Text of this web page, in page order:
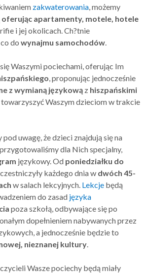
zakwaterowania, możemy
oferując apartamenty, motele, hotele
i jej okolicach. Ch?tnie
do wynajmu samochodów.
Waszymi pociechami, oferując Im
, proponując jednocześnie
z wymianą językową z hiszpańskimi
Waszym dzieciom w trakcie
uwagę, że dzieci znajdują się na
dla Nich specjalny,
językowy. Od poniedziałku do
każdego dnia w dwóch 45-
w salach lekcyjnych. Lekcje będą
do zasad języka
poza szkołą, odbywające się po
dopełnieniem nabywanych przez
a jednocześnie będzie to
nieznanej kultury.
Wasze pociechy będą miały